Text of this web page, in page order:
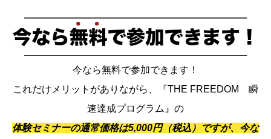
今なら無料で参加できます！
これだけメリットがありながら、『THE FREEDOM 瞬
速達成プログラム』の
体験セミナーの通常価格は5,000円（税込）ですが、今な